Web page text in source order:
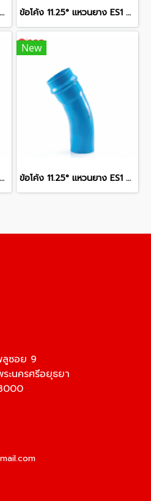
ข้อโค้ง 11.25° แหวนยาง ES1 SCG ขนาด 350 มม. (14 นิ้ว ) ชั้น 13.5 ข้อโค้ง 11.25° แหวนยาง ES1 SCG ขนาด 250 มม. (10 นิ้ว ) ชั้น 13.5
ข้อโค้ง 11.25° แหวนยาง ES1 SCG ขนาด 300 มม. (12 นิ้ว ) ชั้น 13.5
New
ข้อโค้ง 11.25° แหวนยาง ES1 SCG ขนาด 400 มม. (16 นิ้ว ) ชั้น 13.5
ซอย 9
ะนครศรีอยุธยา